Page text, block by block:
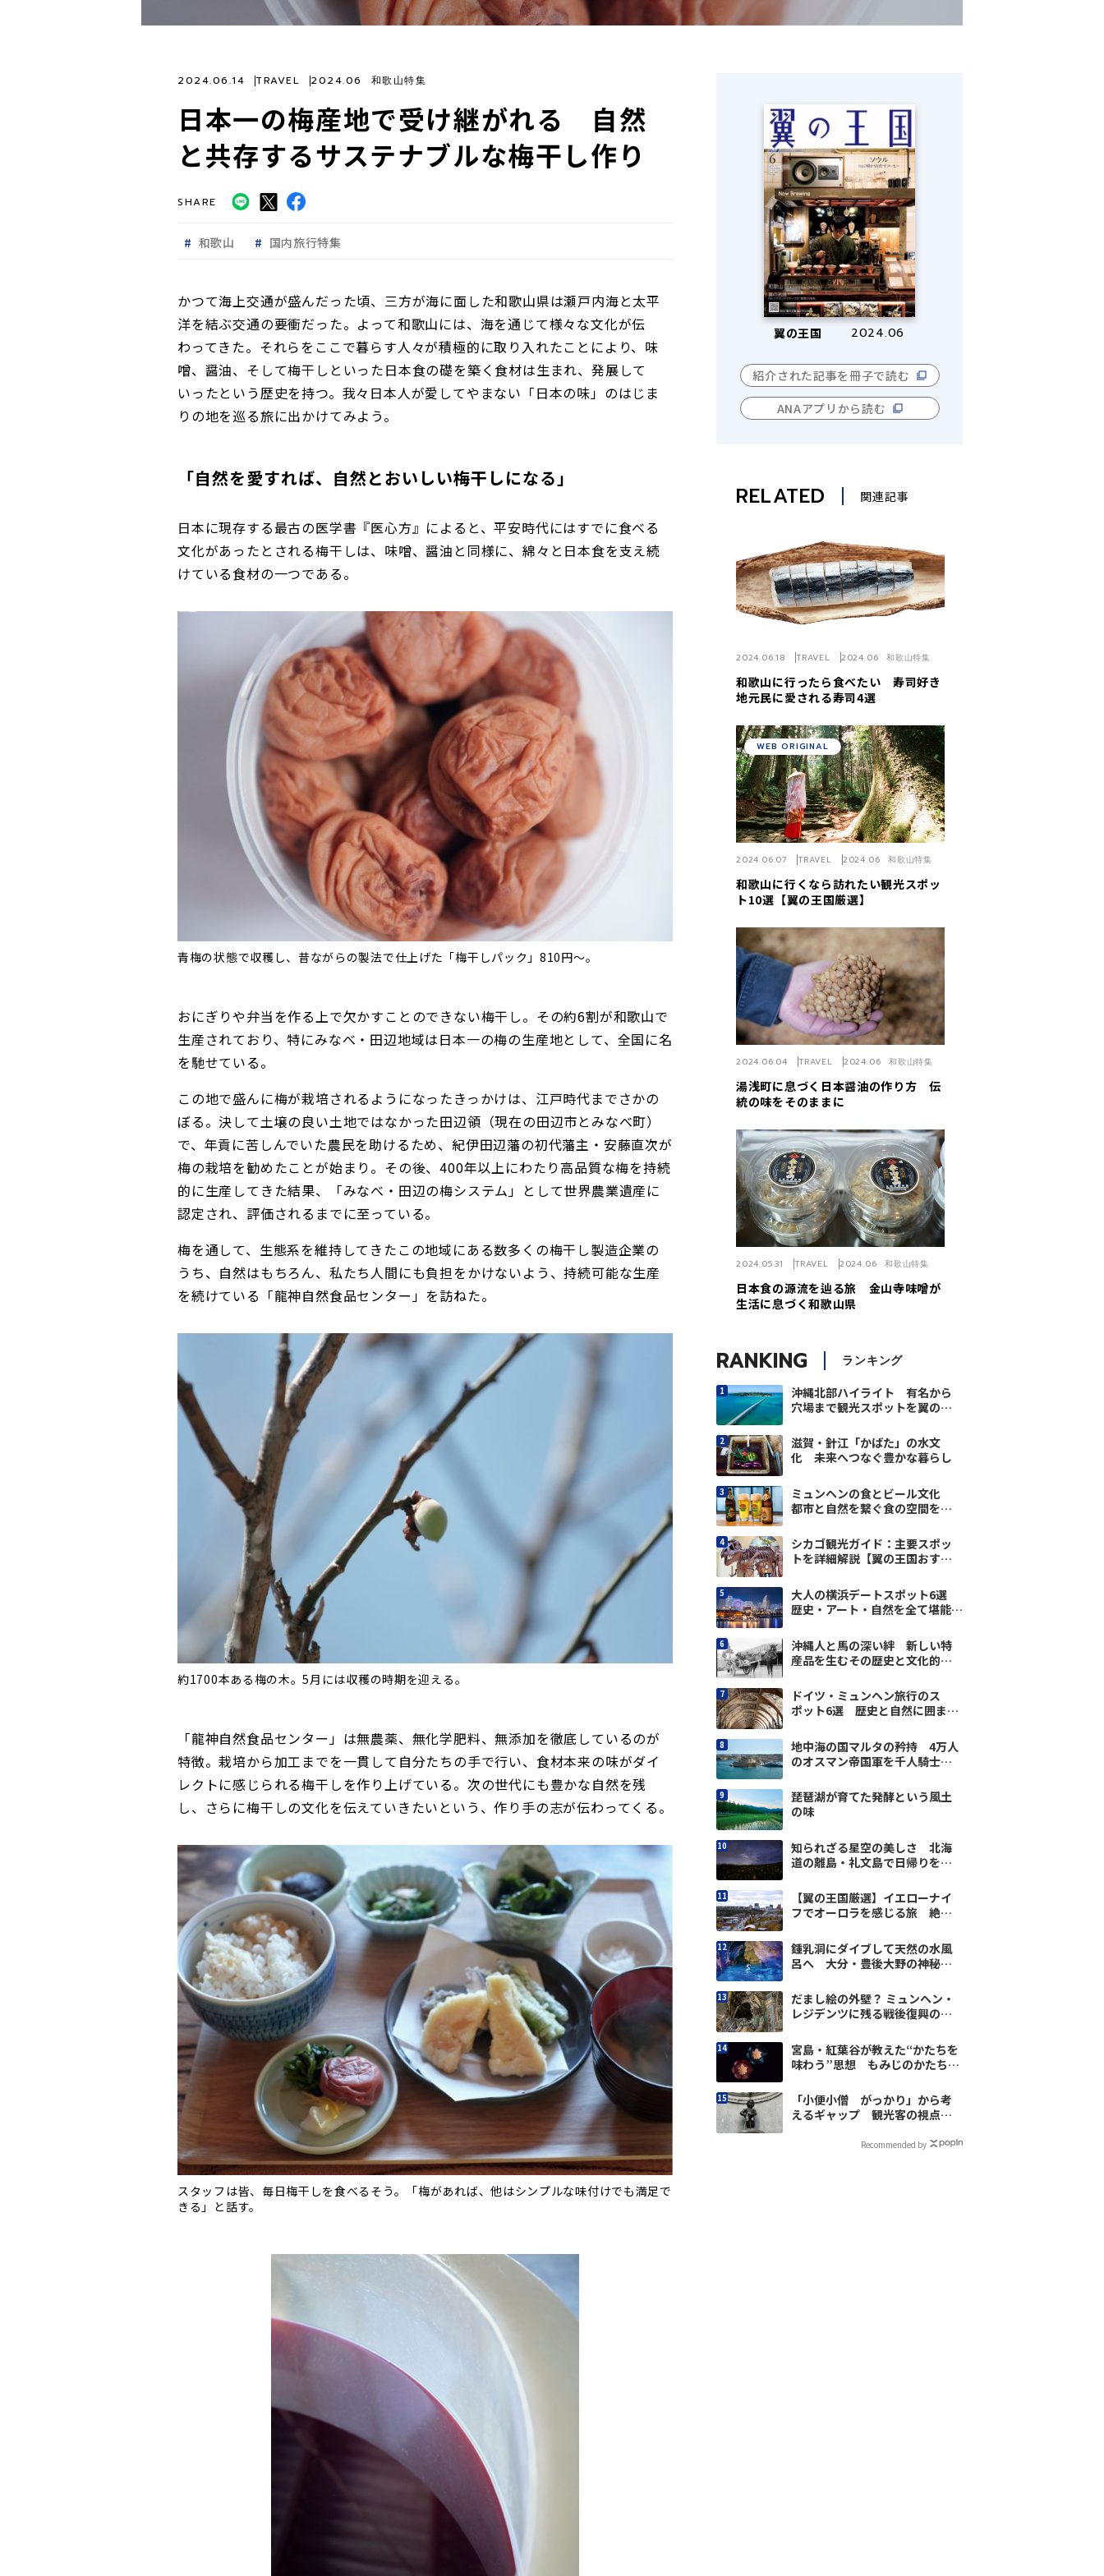
日本一の梅産地で受け継がれる 自然
と共存するサステナブルな梅干し作り
2024.06.14 TRAVEL 2024.06 和歌山特集
SHARE
和歌山 国内旅行特集
かつて海上交通が盛んだった頃、三方が海に面した和歌山県は瀬戸内海と太平
洋を結ぶ交通の要衝だった。よって和歌山には、海を通じて様々な文化が伝
わってきた。それらをここで暮らす人々が積極的に取り入れたことにより、味
噌、醤油、そして梅干しといった日本食の礎を築く食材は生まれ、発展して
いったという歴史を持つ。我々日本人が愛してやまない「日本の味」のはじま
りの地を巡る旅に出かけてみよう。
「自然を愛すれば、自然とおいしい梅干しになる」
日本に現存する最古の医学書『医心方』によると、平安時代にはすでに食べる
文化があったとされる梅干しは、味噌、醤油と同様に、綿々と日本食を支え続
けている食材の一つである。
青梅の状態で収穫し、昔ながらの製法で仕上げた「梅干しパック」810円〜。
おにぎりや弁当を作る上で欠かすことのできない梅干し。その約6割が和歌山で
生産されており、特にみなべ・田辺地域は日本一の梅の生産地として、全国に名
を馳せている。
この地で盛んに梅が栽培されるようになったきっかけは、江戸時代までさかの
ぼる。決して土壌の良い土地ではなかった田辺領（現在の田辺市とみなべ町）
で、年貢に苦しんでいた農民を助けるため、紀伊田辺藩の初代藩主・安藤直次が
梅の栽培を勧めたことが始まり。その後、400年以上にわたり高品質な梅を持続
的に生産してきた結果、「みなべ・田辺の梅システム」として世界農業遺産に
認定され、評価されるまでに至っている。
梅を通して、生態系を維持してきたこの地域にある数多くの梅干し製造企業の
うち、自然はもちろん、私たち人間にも負担をかけないよう、持続可能な生産
を続けている「龍神自然食品センター」を訪ねた。
約1700本ある梅の木。5月には収穫の時期を迎える。
「龍神自然食品センター」は無農薬、無化学肥料、無添加を徹底しているのが
特徴。栽培から加工までを一貫して自分たちの手で行い、食材本来の味がダイ
レクトに感じられる梅干しを作り上げている。次の世代にも豊かな自然を残
し、さらに梅干しの文化を伝えていきたいという、作り手の志が伝わってくる。
スタッフは皆、毎日梅干しを食べるそう。「梅があれば、他はシンプルな味付けでも満足で
きる」と話す。
翼の王国 2024.06
紹介された記事を冊子で読む
ANAアプリから読む
RELATED 関連記事
和歌山に行ったら食べたい 寿司好き
地元民に愛される寿司4選
2024.06.18 TRAVEL 2024.06 和歌山特集
和歌山に行くなら訪れたい観光スポッ
ト10選【翼の王国厳選】
2024.06.07 TRAVEL 2024.06 和歌山特集
WEB ORIGINAL
湯浅町に息づく日本醤油の作り方 伝
統の味をそのままに
2024.06.04 TRAVEL 2024.06 和歌山特集
日本食の源流を辿る旅 金山寺味噌が
生活に息づく和歌山県
2024.05.31 TRAVEL 2024.06 和歌山特集
RANKING ランキング
沖縄北部ハイライト 有名から
穴場まで観光スポットを翼の王
滋賀・針江「かばた」の水文
化 未来へつなぐ豊かな暮らし
ミュンヘンの食とビール文化
都市と自然を繋ぐ食の空間を楽
シカゴ観光ガイド：主要スポッ
トを詳細解説【翼の王国おすす
大人の横浜デートスポット6選
歴史・アート・自然を全て堪能｜
沖縄人と馬の深い絆 新しい特
産品を生むその歴史と文化的遺
ドイツ・ミュンヘン旅行のス
ポット6選 歴史と自然に囲まれ
地中海の国マルタの矜持 4万人
のオスマン帝国軍を千人騎士団
琵琶湖が育てた発酵という風土
の味
知られざる星空の美しさ 北海
道の離島・礼文島で日帰りをお
【翼の王国厳選】イエローナイ
フでオーロラを感じる旅 絶景
鍾乳洞にダイブして天然の水風
呂へ 大分・豊後大野の神秘す
だまし絵の外壁？ ミュンヘン・
レジデンツに残る戦後復興の美
宮島・紅葉谷が教えた“かたちを
味わう”思想 もみじのかたちは
「小便小僧 がっかり」から考
えるギャップ 観光客の視点と
Recommended by